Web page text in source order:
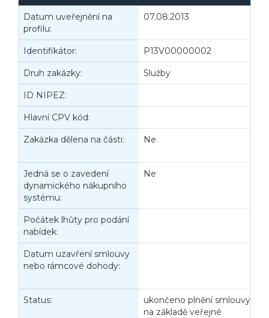
Datum uveřejnění na
profilu:
07.08.2013
Identifikátor: P13V00000002
Druh zakázky: Služby
ID NIPEZ:
Hlavní CPV kód:
Zakázka dělena na části: Ne
Jedná se o zavedení
dynamického nákupního
systému:
Ne
Počátek lhůty pro podání
nabídek:
Datum uzavření smlouvy
nebo rámcové dohody:
Status:
ukončeno plnění smlouvy
na základě veřejné